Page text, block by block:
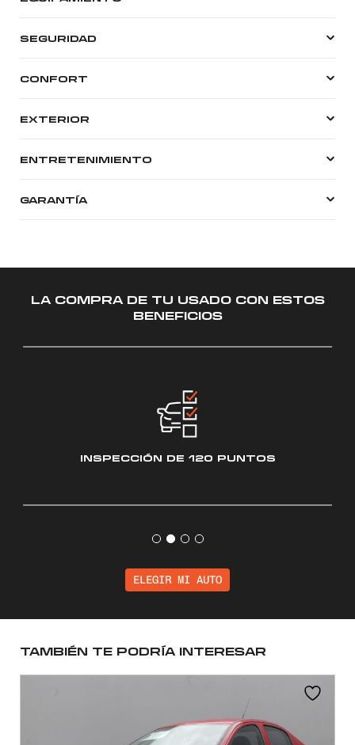
SEGURIDAD
CONFORT
EXTERIOR
ENTRETENIMIENTO
GARANTÍA
LA COMPRA DE TU USADO CON ESTOS
BENEFICIOS
INSPECCIÓN DE 120 PUNTOS
ELEGIR MI AUTO
TAMBIÉN TE PODRÍA INTERESAR